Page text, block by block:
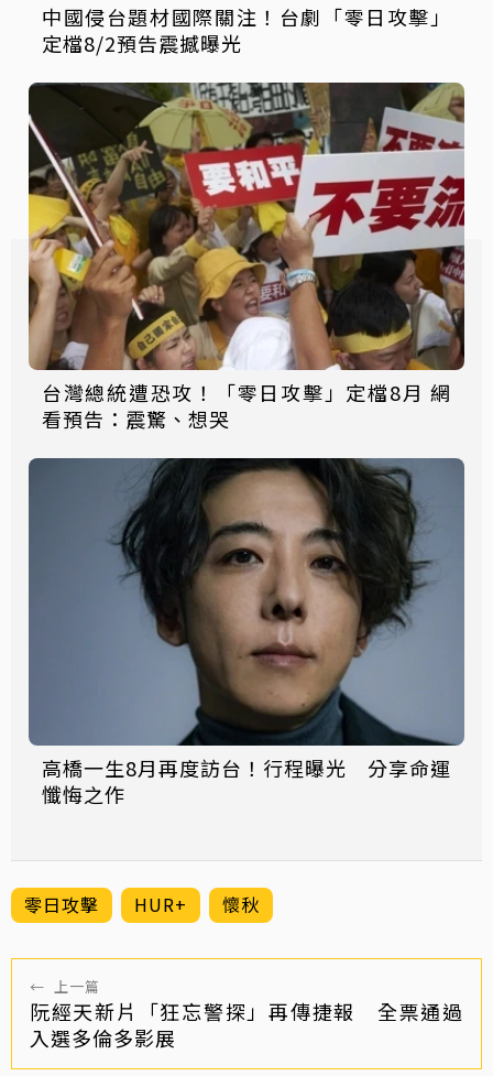
中國侵台題材國際關注！台劇「零日攻擊」
定檔8/2預告震撼曝光
台灣總統遭恐攻！「零日攻擊」定檔8月 網
看預告：震驚、想哭
高橋一生8月再度訪台！行程曝光 分享命運
懺悔之作
零日攻擊 HUR+ 懷秋
← 上一篇
阮經天新片「狂忘警探」再傳捷報 全票通過
入選多倫多影展